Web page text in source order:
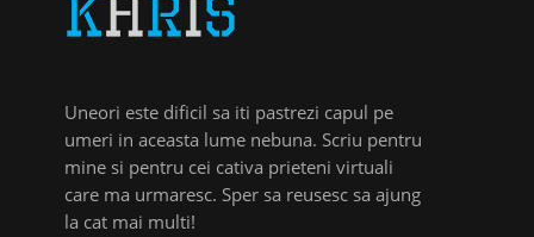
Uneori este dificil sa iti pastrezi capul pe
umeri in aceasta lume nebuna. Scriu pentru
mine si pentru cei cativa prieteni virtuali
care ma urmaresc. Sper sa reusesc sa ajung
la cat mai multi!